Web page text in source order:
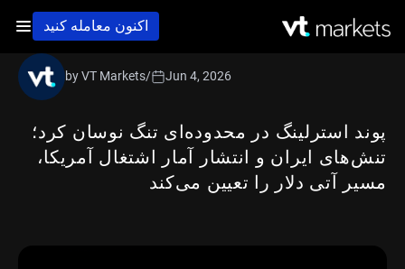
اکنون معامله کنید
پوند استرلینگ در محدوده‌ای تنگ نوسان کرد؛
تنش‌های ایران و انتشار آمار اشتغال آمریکا،
مسیر آتی دلار را تعیین می‌کند
by VT Markets/ Jun 4, 2026